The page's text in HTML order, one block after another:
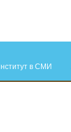
в СМИ